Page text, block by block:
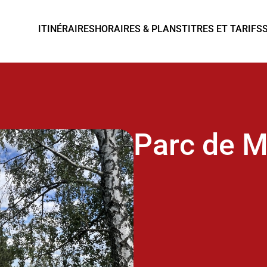
ITINÉRAIRESHORAIRES & PLANSTITRES ET TARIFS
Parc de